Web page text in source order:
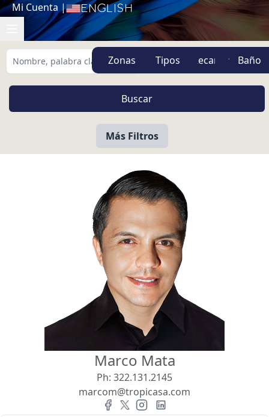
Mi Cuenta | English
Zonas Tipos
Más Filtros
Vista
Pie de Playa Buscar usando:
MXN
Menor Precio Primero
Marco Mata
Ph: 322.131.2145
marcom@tropicasa.com